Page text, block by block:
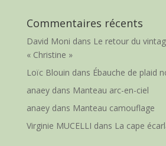
Commentaires récents
David Moni dans Le retour du
« Christine »
Loïc Blouin dans Ébauche de plaid
anaeydans Manteau arc-en-ciel
anaeydans Manteau camouflage
Virginie MUCELLI dans La cape